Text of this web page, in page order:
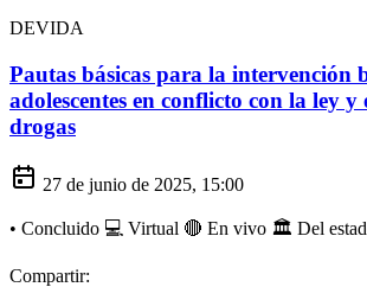
DEVIDA
Pautas básicas para la intervención
adolescentes en conflicto con la ley y
drogas
27 de junio de 2025, 15:00
• Concluido 💻 Virtual 🔴 En vivo 🏛️ Del
Compartir: